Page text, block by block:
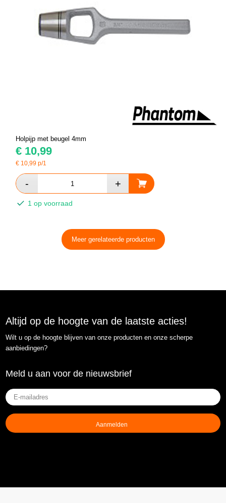
Holpijp met beugel 4mm
€ 10,99
€ 10,99 p/1
1 op voorraad
Meer gerelateerde producten
Altijd op de hoogte van de laatste acties!
Wilt u op de hoogte blijven van onze producten en onze scherpe
aanbiedingen?
Meld u aan voor de nieuwsbrief
E-
mailadres
(Vereist)